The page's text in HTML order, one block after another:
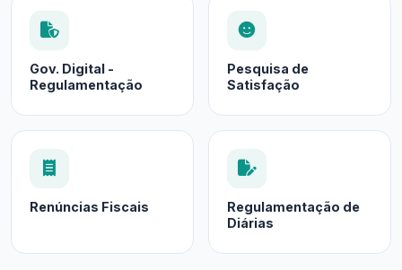
Gov. Digital -
Regulamentação
Pesquisa de
Satisfação
Renúncias Fiscais
Regulamentação de
Diárias